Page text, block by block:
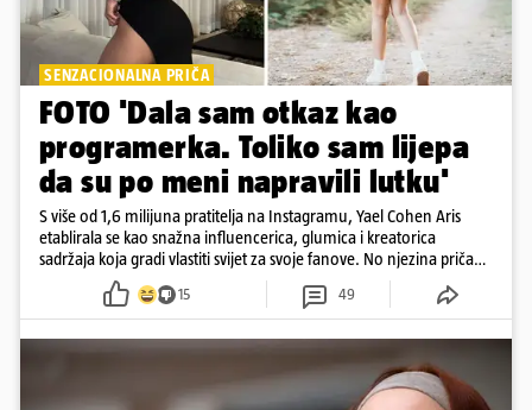
SENZACIONALNA PRIČA
FOTO 'Dala sam otkaz kao
programerka. Toliko sam lijepa
da su po meni napravili lutku'
S više od 1,6 milijuna pratitelja na Instagramu, Yael Cohen Aris
etablirala se kao snažna influencerica, glumica i kreatorica
sadržaja koja gradi vlastiti svijet za svoje fanove. No njezina priča
pokazuje da online slava dolazi i s neočekivanim izazovima
15 49